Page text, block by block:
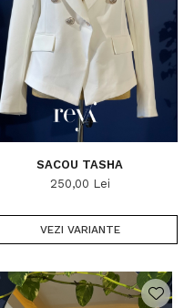
SACOU TASHA
250,00 Lei
VEZI VARIANTE